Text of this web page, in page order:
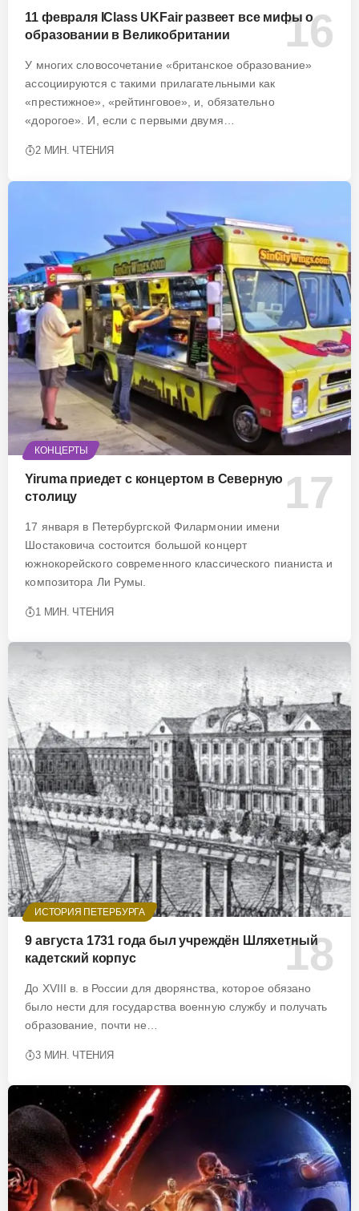
11 февраля IClass UKFair развеет все мифы о
образовании в Великобритании
У многих словосочетание «британское образование»
ассоциируются с такими прилагательными как
«престижное», «рейтинговое», и, обязательно
«дорогое». И, если с первыми двумя…
2 МИН. ЧТЕНИЯ
КОНЦЕРТЫ
Yiruma приедет с концертом в Северную
столицу
17 января в Петербургской Филармонии имени
Шостаковича состоится большой концерт
южнокорейского современного классического пианиста и
композитора Ли Румы.
1 МИН. ЧТЕНИЯ
ИСТОРИЯ ПЕТЕРБУРГА
9 августа 1731 года был учреждён Шляхетный
кадетский корпус
До XVIII в. в России для дворянства, которое обязано
было нести для государства военную службу и получать
образование, почти не…
3 МИН. ЧТЕНИЯ